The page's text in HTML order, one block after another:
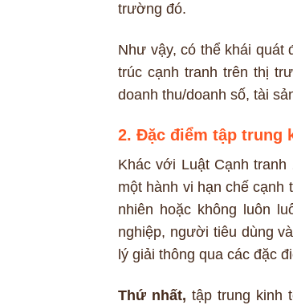
trường đó.
Như vậy, có thể khái quát
trúc cạnh tranh trên thị
doanh thu/doanh số, tài
2. Đặc điểm tập trung
Khác với Luật Cạnh
một hành vi hạn chế cạnh
nhiên hoặc không luôn
nghiệp, người tiêu dùng
lý giải thông qua các đặc
Thứ nhất,tập trung kinh